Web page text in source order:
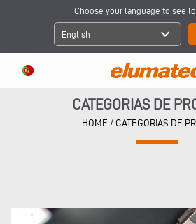
Choose your language to see
English expand_more
CATEGORIAS DE
HOME / CATEGORIAS DE